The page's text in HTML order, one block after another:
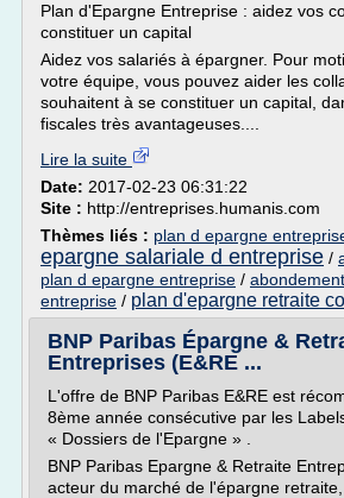
Plan d'Epargne Entreprise : aidez vos
constituer un capital
Aidez vos salariés à épargner. Pour
votre équipe, vous pouvez aider les
souhaitent à se constituer un capital,
fiscales très avantageuses....
Lire la suite
Date: 2017-02-23 06:31:22
Site : http://entreprises.humanis.com
Thèmes liés : plan d epargne
epargne salariale d entreprise /
plan d epargne entreprise /
entreprise / plan d'epargne retraite
BNP Paribas Épargne &
Entreprises (E&RE ...
L'offre de BNP Paribas E&RE est
8ème année consécutive par les
« Dossiers de l'Epargne » .
BNP Paribas Epargne & Retraite
acteur du marché de l'épargne